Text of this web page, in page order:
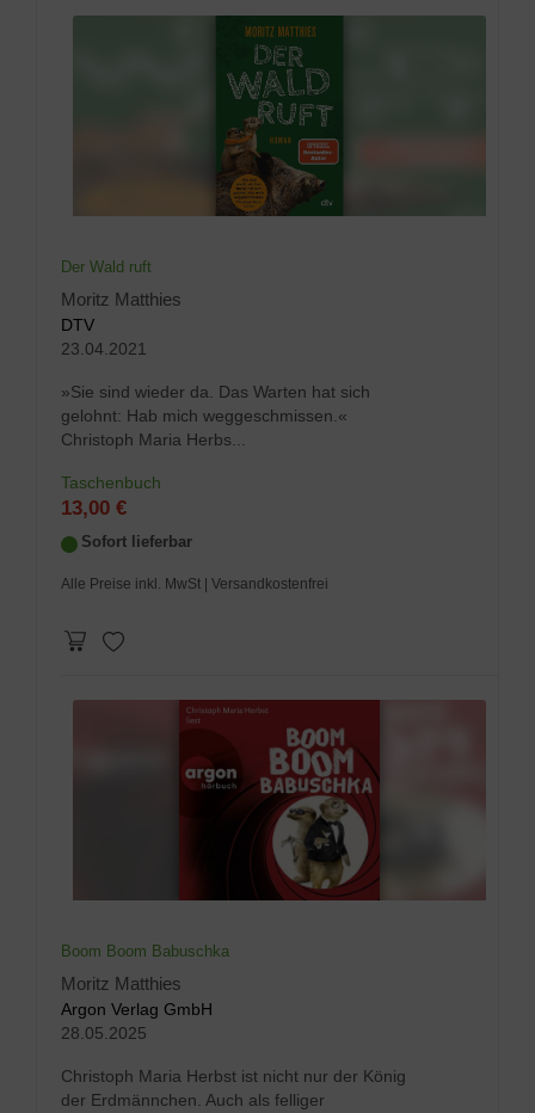
Der Wald ruft
Moritz Matthies
DTV
23.04.2021
»Sie sind wieder da. Das Warten hat sich
gelohnt: Hab mich weggeschmissen.«
Christoph Maria Herbs...
Taschenbuch
13,00 €
Sofort lieferbar
Alle Preise inkl. MwSt | Versandkostenfrei
Boom Boom Babuschka
Moritz Matthies
Argon Verlag GmbH
28.05.2025
Christoph Maria Herbst ist nicht nur der König
der Erdmännchen. Auch als felliger